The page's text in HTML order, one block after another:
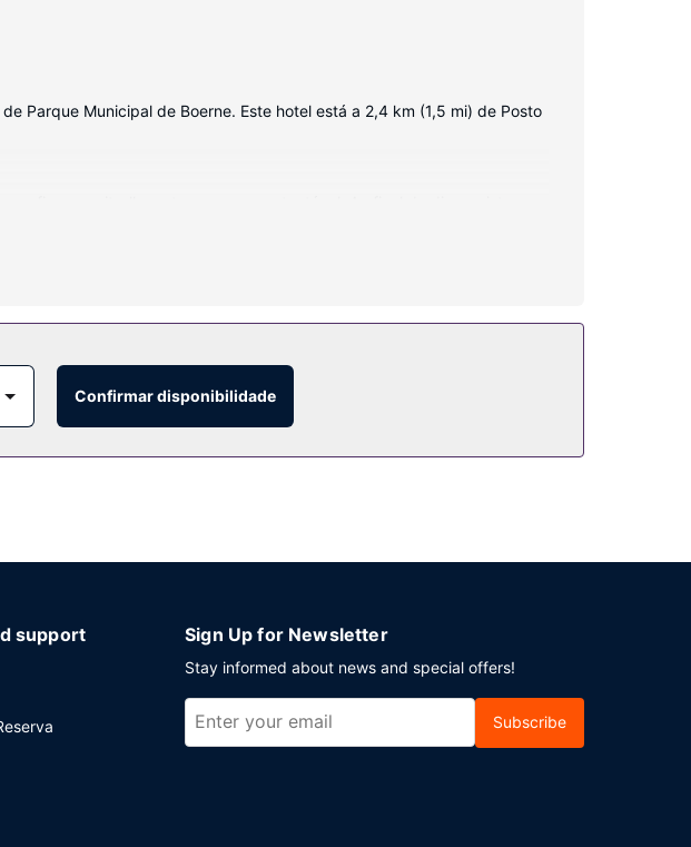
Parque Municipal de Boerne. Este hotel está a 2,4 km (1,5 mi) de Posto
de cabelo. As comodidades incluem ainda cafeteiras/bules e água
favorito no bar/lounge.
Confirmar disponibilidade
support Sign Up for Newsletter
Stay informed about news and special offers!
Subscribe